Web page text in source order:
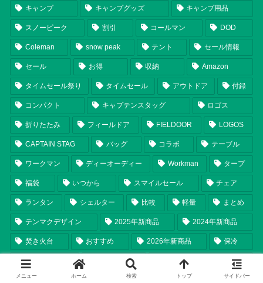
キャンプ キャンプグッズ キャンプ用品
スノーピーク 割引 コールマン DOD
Coleman snow peak テント セール情報
セール お得 収納 Amazon
タイムセール祭り タイムセール アウトドア 付録
コンパクト キャプテンスタッグ ロゴス
折りたたみ フィールドア FIELDOOR LOGOS
CAPTAIN STAG バッグ コラボ テーブル
ワークマン ディーオーディー Workman タープ
福袋 いつから スマイルセール チェア
ランタン シェルター 比較 軽量 まとめ
テンマクデザイン 2025年新商品 2024年新商品
焚き火台 おすすめ 2026年新商品 保冷
調理器具 tent-Mark DESIGNS
ソロキャンプ ユニフレーム 限定 オガワ
メニュー ホーム 検索 トップ サイドバー